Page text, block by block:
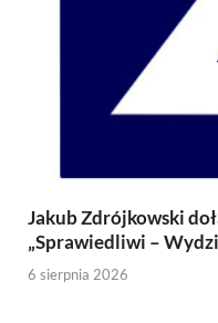
Jakub Zdrójkowski
„Sprawiedliwi –
6 sierpnia 2026